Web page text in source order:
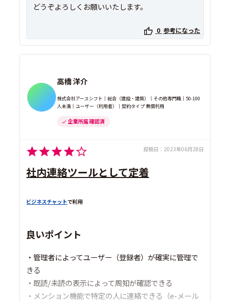
どうぞよろしくお願いいたします。
0 参考になった
高橋 洋介
株式会社アースシフト｜総合（建設・建築）｜その他専門職｜50-100
人未満｜ユーザー（利用者）｜契約タイプ 無償利用
企業所属 確認済
投稿日： 2023年06月28日
社内連絡ツールとして定着
ビジネスチャットで利用
良いポイント
・管理者によってユーザー（登録者）が確実に管理で
きる
・既読/未読の表示によって周知が確認できる
・メンション機能で特定の人に連絡できる（e-メール